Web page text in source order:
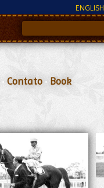
ENGLISH
• Contato • Book